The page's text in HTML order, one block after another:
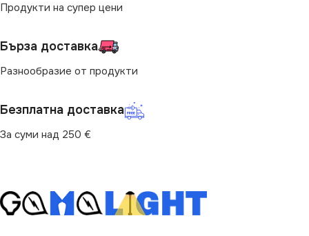
Продукти на супер цени
Бърза доставка
Разнообразие от продукти
Безплатна доставка
За суми над 250 €